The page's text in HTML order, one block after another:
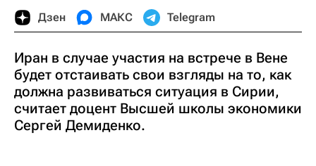
Дзен МАКС Telegram
Иран в случае участия на встрече в Вене
будет отстаивать свои взгляды на то, как
должна развиваться ситуация в Сирии,
считает доцент Высшей школы экономики
Сергей Демиденко.